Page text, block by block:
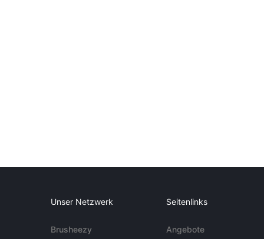
Unser Netzwerk
Brusheezy
Seitenlinks
Angebote